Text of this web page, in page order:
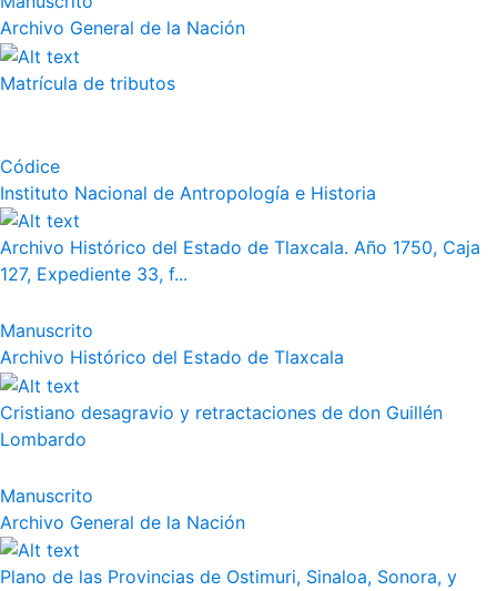
Archivo General de la Nación
Matrícula de tributos
Códice
Instituto Nacional de Antropología e Historia
Archivo Histórico del Estado de Tlaxcala. Año 1750, Caja
127, Expediente 33, f...
Manuscrito
Archivo Histórico del Estado de Tlaxcala
Cristiano desagravio y retractaciones de don Guillén
Lombardo
Manuscrito
Archivo General de la Nación
Plano de las Provincias de Ostimuri, Sinaloa, Sonora, y